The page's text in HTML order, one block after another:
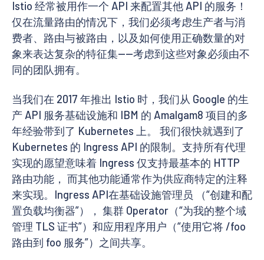
Istio 经常被用作一个 API 来配置其他 API 的服务！
仅在流量路由的情况下，我们必须考虑生产者与消
费者、路由与被路由，以及如何使用正确数量的对
象来表达复杂的特征集——考虑到这些对象必须由不
同的团队拥有。
当我们在 2017 年推出 Istio 时，我们从 Google 的生
产 API 服务基础设施和 IBM 的 Amalgam8 项目的多
年经验带到了 Kubernetes 上。 我们很快就遇到了
Kubernetes 的 Ingress API 的限制。支持所有代理
实现的愿望意味着 Ingress 仅支持最基本的 HTTP
路由功能， 而其他功能通常作为供应商特定的注释
来实现。Ingress API在基础设施管理员 （“创建和配
置负载均衡器”）， 集群 Operator（“为我的整个域
管理 TLS 证书”）和应用程序用户（“使用它将 /foo
路由到 foo 服务”）之间共享。